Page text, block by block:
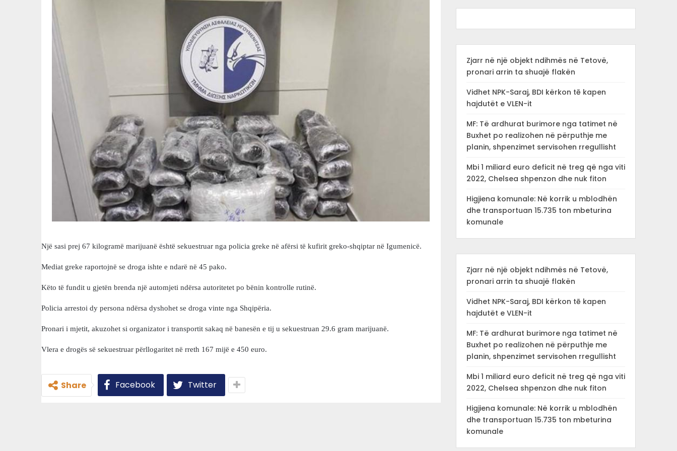
Një sasi prej 67 kilogramë marijuanë është sekuestruar nga policia greke në afërsi të kufirit greko-shqiptar në Igumenicë.
Mediat greke raportojnë se droga ishte e ndarë në 45 pako.
Këto të fundit u gjetën brenda një automjeti ndërsa autoritetet po bënin kontrolle rutinë.
Policia arrestoi dy persona ndërsa dyshohet se droga vinte nga Shqipëria.
Pronari i mjetit, akuzohet si organizator i transportit sakaq në banesën e tij u sekuestruan 29.6 gram marijuanë.
Vlera e drogës së sekuestruar përllogaritet në rreth 167 mijë e 450 euro.
Share Facebook Twitter
Zjarr në një objekt ndihmës në Tetovë,
pronari arrin ta shuajë flakën
Vidhet NPK-Saraj, BDI kërkon tē kapen
hajdutët e VLEN-it
MF: Të ardhurat burimore nga tatimet në
Buxhet po realizohen në përputhje me
planin, shpenzimet servisohen rregullisht
Mbi 1 miliard euro deficit në treg që nga viti
2022, Chelsea shpenzon dhe nuk fiton
Higjiena komunale: Në korrik u mblodhën
dhe transportuan 15.735 ton mbeturina
komunale
Zjarr në një objekt ndihmës në Tetovë,
pronari arrin ta shuajë flakën
Vidhet NPK-Saraj, BDI kërkon tē kapen
hajdutët e VLEN-it
MF: Të ardhurat burimore nga tatimet në
Buxhet po realizohen në përputhje me
planin, shpenzimet servisohen rregullisht
Mbi 1 miliard euro deficit në treg që nga viti
2022, Chelsea shpenzon dhe nuk fiton
Higjiena komunale: Në korrik u mblodhën
dhe transportuan 15.735 ton mbeturina
komunale